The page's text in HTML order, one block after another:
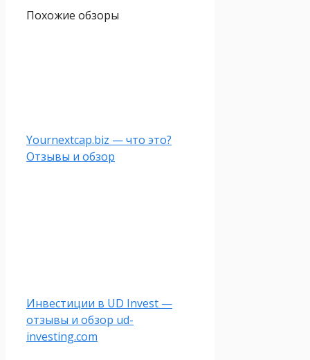
Похожие обзоры
Yournextcap.biz — что это?
Отзывы и обзор
Инвестиции в UD Invest —
отзывы и обзор ud-
investing.com